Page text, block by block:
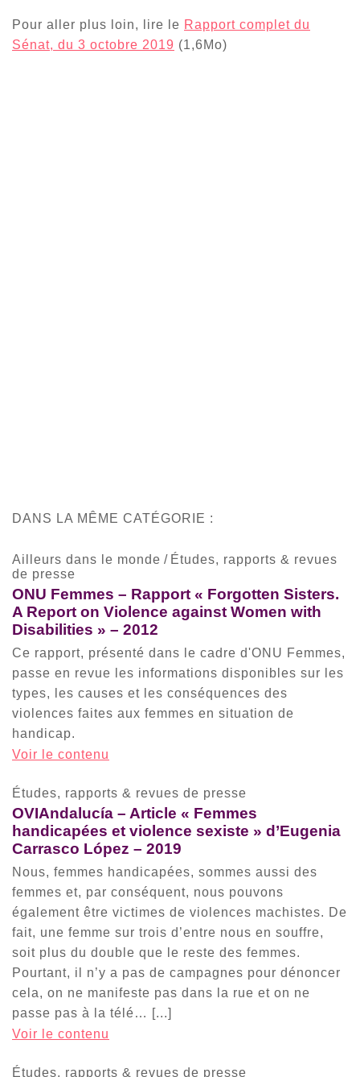
Pour aller plus loin, lire le Rapport complet du
Sénat, du 3 octobre 2019 (1,6Mo)
DANS LA MÊME CATÉGORIE :
Ailleurs dans le monde / Études, rapports & revues
de presse
ONU Femmes – Rapport « Forgotten Sisters.
A Report on Violence against Women with
Disabilities » – 2012
Ce rapport, présenté dans le cadre d'ONU Femmes,
passe en revue les informations disponibles sur les
types, les causes et les conséquences des
violences faites aux femmes en situation de
handicap.
Voir le contenu
Études, rapports & revues de presse
OVIAndalucía – Article « Femmes
handicapées et violence sexiste » d’Eugenia
Carrasco López – 2019
Nous, femmes handicapées, sommes aussi des
femmes et, par conséquent, nous pouvons
également être victimes de violences machistes. De
fait, une femme sur trois d’entre nous en souffre,
soit plus du double que le reste des femmes.
Pourtant, il n’y a pas de campagnes pour dénoncer
cela, on ne manifeste pas dans la rue et on ne
passe pas à la télé… [...]
Voir le contenu
Études, rapports & revues de presse